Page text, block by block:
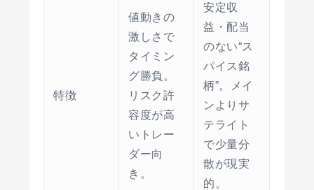
特徴
値動きの
激しさで
タイミン
グ勝負。
リスク許
容度が高
いトレー
ダー向
き。
安定収
益・配当
のない“ス
パイス銘
柄”。メイ
ンよりサ
テライト
で少量分
散が現実
的。